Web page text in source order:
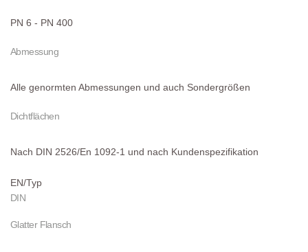
PN 6 - PN 400
Abmessung
Alle genormten Abmessungen und auch Sondergrößen
Dichtflächen
Nach DIN 2526/En 1092-1 und nach Kundenspezifikation
EN/Typ
DIN
Glatter Flansch